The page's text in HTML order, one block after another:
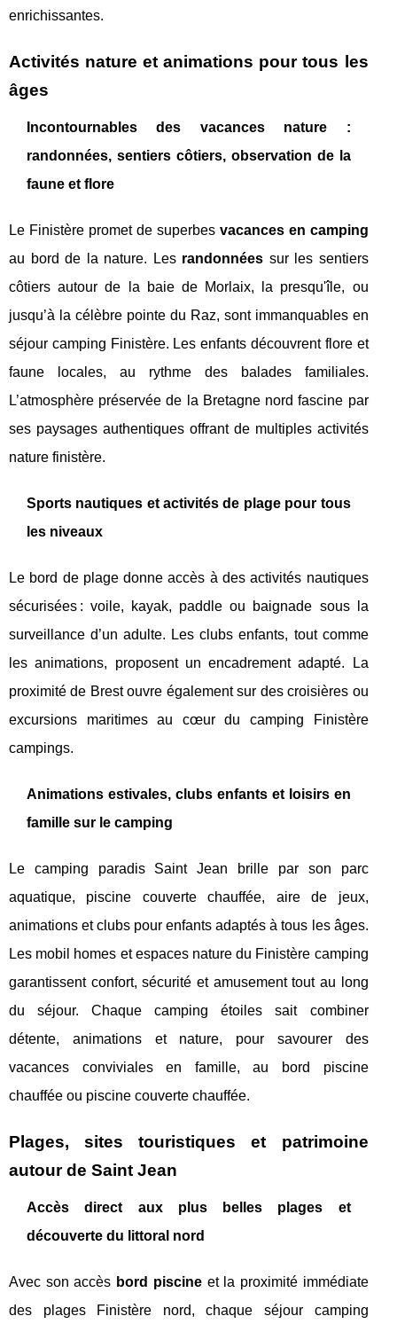
enrichissantes.
Activités nature et animations pour tous les
âges
Incontournables des vacances nature :
randonnées, sentiers côtiers, observation de la
faune et flore
Le Finistère promet de superbes vacances en camping
au bord de la nature. Les randonnées sur les sentiers
côtiers autour de la baie de Morlaix, la presqu'île, ou
jusqu’à la célèbre pointe du Raz, sont immanquables en
séjour camping Finistère. Les enfants découvrent flore et
faune locales, au rythme des balades familiales.
L’atmosphère préservée de la Bretagne nord fascine par
ses paysages authentiques offrant de multiples activités
nature finistère.
Sports nautiques et activités de plage pour tous
les niveaux
Le bord de plage donne accès à des activités nautiques
sécurisées : voile, kayak, paddle ou baignade sous la
surveillance d’un adulte. Les clubs enfants, tout comme
les animations, proposent un encadrement adapté. La
proximité de Brest ouvre également sur des croisières ou
excursions maritimes au cœur du camping Finistère
campings.
Animations estivales, clubs enfants et loisirs en
famille sur le camping
Le camping paradis Saint Jean brille par son parc
aquatique, piscine couverte chauffée, aire de jeux,
animations et clubs pour enfants adaptés à tous les âges.
Les mobil homes et espaces nature du Finistère camping
garantissent confort, sécurité et amusement tout au long
du séjour. Chaque camping étoiles sait combiner
détente, animations et nature, pour savourer des
vacances conviviales en famille, au bord piscine
chauffée ou piscine couverte chauffée.
Plages, sites touristiques et patrimoine
autour de Saint Jean
Accès direct aux plus belles plages et
découverte du littoral nord
Avec son accès bord piscineet la proximité immédiate
des plages Finistère nord, chaque séjour camping